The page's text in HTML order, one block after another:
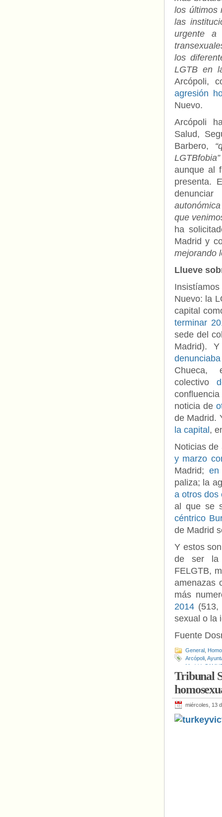
los últimos
las
urgente a
los
LGTB en
Arcópoli,
agresión
Nuevo.
Arcópoli
Salud,
Barbero,
LGTBfobia”
aunque al
presenta.
que
ha
Madrid y
mejorando
Llueve
Nuevo: la
capital
terminar
sede del
Madrid).
denunciaba
colectivo
noticia de
de Madrid.
la capital ,
Noticias de
y marzo
Madrid; en
paliza; la
a otros dos
al que se
céntrico
de Madrid
Y estos
de ser la
FELGTB,
amenazas
más
2014
sexual o la
Fuente
General
Arcópoli
Madrid
Tribunal
miércoles, 13